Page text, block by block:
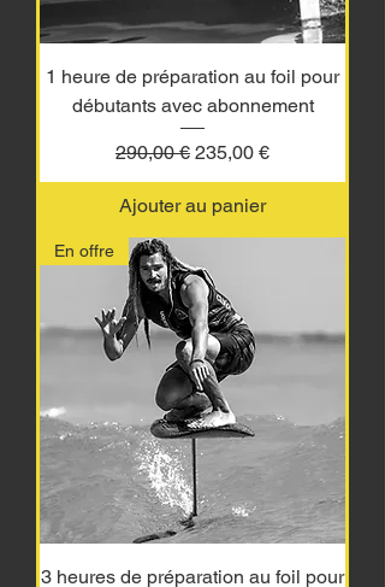
1 heure de préparation au foil pour
débutants avec abonnement
Prix original
290,00 € Prix promotionnel
235,00 €
Ajouter au panier
En offre
3 heures de préparation au foil pour